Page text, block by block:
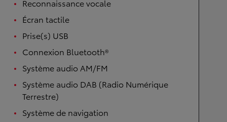
Reconnaissance vocale
Écran tactile
Prise(s) USB
Connexion Bluetooth®
Système audio AM/FM
Système audio DAB (Radio Numérique
Terrestre)
Système de navigation